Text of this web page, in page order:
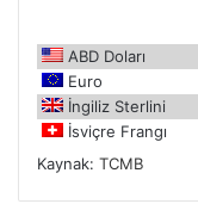
ABD Doları
Euro
İngiliz Sterlini
İsviçre Frangı
Kaynak: TCMB